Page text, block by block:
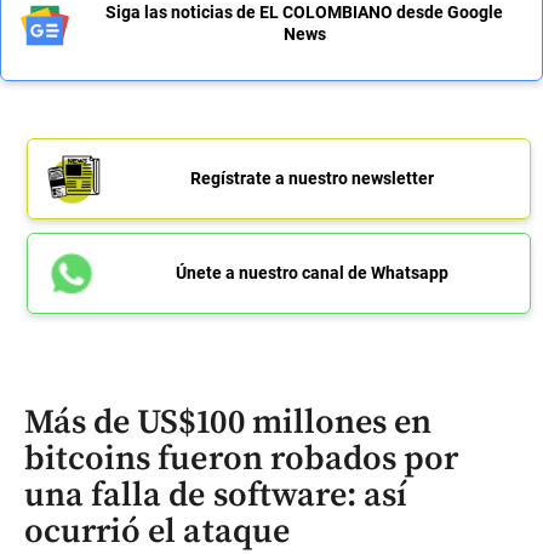
Siga las noticias de EL COLOMBIANO desde Google
News
Regístrate a nuestro newsletter
Únete a nuestro canal de Whatsapp
Más de US$100 millones en
bitcoins fueron robados por
una falla de software: así
ocurrió el ataque